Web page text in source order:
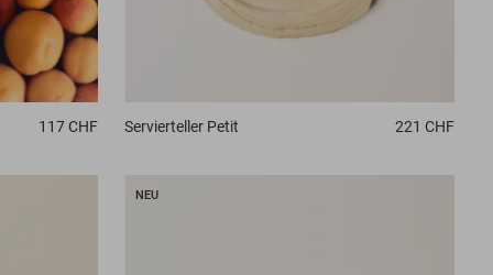
117 CHF Servierteller Petit 221 CHF
NEU